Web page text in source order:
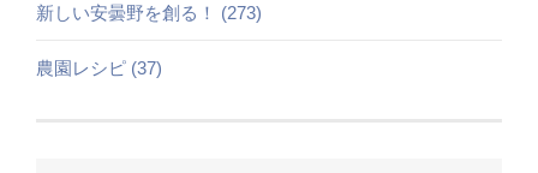
新しい安曇野を創る！ (273)
農園レシピ (37)